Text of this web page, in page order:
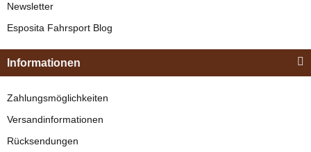
"Shettyglück"
Braun
329,00 €*
Newsletter
Esposita Fahrsport Blog
Informationen
Zahlungsmöglichkeiten
Versandinformationen
Rücksendungen